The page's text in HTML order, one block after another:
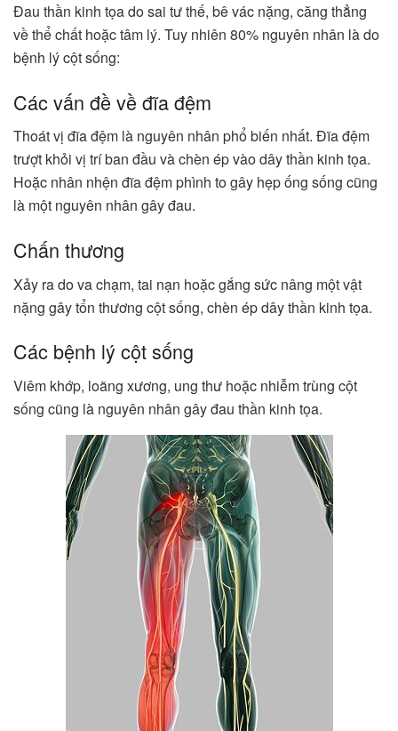
Đau thần kinh tọa do sai tư thế, bê vác nặng, căng thẳng
về thể chất hoặc tâm lý. Tuy nhiên 80% nguyên nhân là do
bệnh lý cột sống:
Các vấn đề về đĩa đệm
Thoát vị đĩa đệm là nguyên nhân phổ biến nhất. Đĩa đệm
trượt khỏi vị trí ban đầu và chèn ép vào dây thần kinh tọa.
Hoặc nhân nhện đĩa đệm phình to gây hẹp ống sống cũng
là một nguyên nhân gây đau.
Chấn thương
Xảy ra do va chạm, tai nạn hoặc gắng sức nâng một vật
nặng gây tổn thương cột sống, chèn ép dây thần kinh tọa.
Các bệnh lý cột sống
Viêm khớp, loãng xương, ung thư hoặc nhiễm trùng cột
sống cũng là nguyên nhân gây đau thần kinh tọa.